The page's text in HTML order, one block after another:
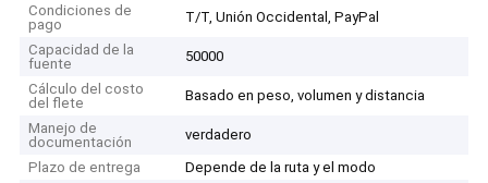
Condiciones de
pago
T/T, Unión Occidental, PayPal
Capacidad de la
fuente
50000
Cálculo del costo
del flete
Basado en peso, volumen y distancia
Manejo de
documentación
verdadero
Plazo de entrega
Depende de la ruta y el modo